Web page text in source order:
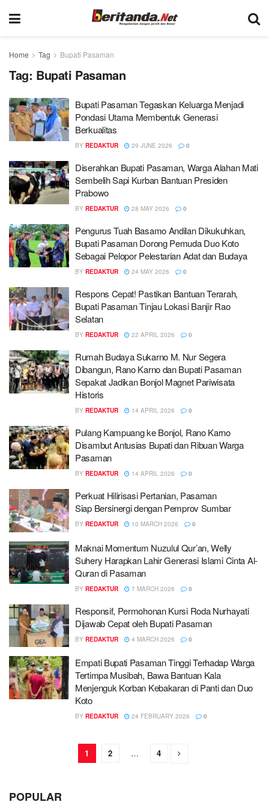
Home Tag Bupati Pasaman
Tag: Bupati Pasaman
Bupati Pasaman Tegaskan Keluarga Menjadi
Pondasi Utama Membentuk Generasi
Berkualitas
BY REDAKTUR 29 JUNE 2026 0
Diserahkan Bupati Pasaman, Warga Alahan Mati
Sembelih Sapi Kurban Bantuan Presiden
Prabowo
BY REDAKTUR 28 MAY 2026 0
Pengurus Tuah Basamo Andilan Dikukuhkan,
Bupati Pasaman Dorong Pemuda Duo Koto
Sebagai Pelopor Pelestarian Adat dan Budaya
BY REDAKTUR 24 MAY 2026 0
Respons Cepat! Pastikan Bantuan Terarah,
Bupati Pasaman Tinjau Lokasi Banjir Rao
Selatan
BY REDAKTUR 22 APRIL 2026 0
Rumah Budaya Sukarno M. Nur Segera
Dibangun, Rano Karno dan Bupati Pasaman
Sepakat Jadikan Bonjol Magnet Pariwisata
Historis
BY REDAKTUR 14 APRIL 2026 0
Pulang Kampuang ke Bonjol, Rano Karno
Disambut Antusias Bupati dan Ribuan Warga
Pasaman
BY REDAKTUR 14 APRIL 2026 0
Perkuat Hilirisasi Pertanian, Pasaman
Siap Bersinergi dengan Pemprov Sumbar
BY REDAKTUR 10 MARCH 2026 0
Maknai Momentum Nuzulul Qur’an, Welly
Suhery Harapkan Lahir Generasi Islami Cinta Al-
Quran di Pasaman
BY REDAKTUR 7 MARCH 2026 0
Responsif, Permohonan Kursi Roda Nurhayati
Dijawab Cepat oleh Bupati Pasaman
BY REDAKTUR 4 MARCH 2026 0
Empati Bupati Pasaman Tinggi Terhadap Warga
Tertimpa Musibah, Bawa Bantuan Kala
Menjenguk Korban Kebakaran di Panti dan Duo
Koto
BY REDAKTUR 24 FEBRUARY 2026 0
1 2 … 4
POPULAR